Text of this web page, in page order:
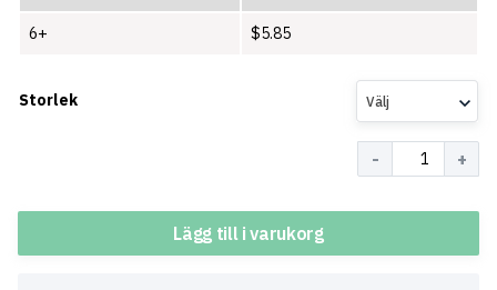
6+ $5.85
Storlek Välj
Lägg till i varukorg